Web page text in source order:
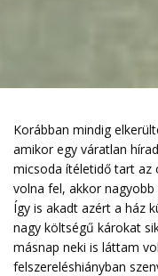
Korábban mindig
amikor egy váratlan
micsoda ítéletidő tart az
volna fel, akkor
Így is akadt azért a ház
nagy költségű károkat
másnap neki is láttam
felszereléshiányban